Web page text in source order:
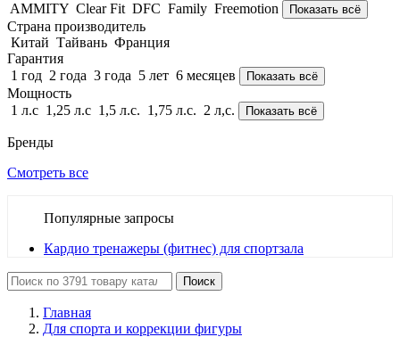
AMMITY Clear Fit DFC Family Freemotion Показать всё
Страна производитель
Китай Тайвань Франция
Гарантия
1 год 2 года 3 года 5 лет 6 месяцев Показать всё
Мощность
1 л.с 1,25 л.с 1,5 л.с. 1,75 л.с. 2 л,с. Показать всё
Бренды
Смотреть все
Популярные запросы
Кардио тренажеры (фитнес) для спортзала
Поиск
Главная
Для спорта и коррекции фигуры